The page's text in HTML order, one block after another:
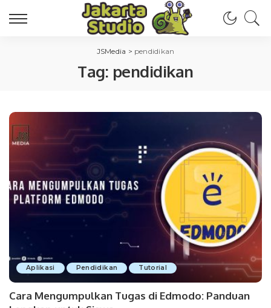
JSMedia > pendidikan
Tag: pendidikan
Aplikasi Pendidikan Tutorial
Cara Mengumpulkan Tugas di Edmodo: Panduan